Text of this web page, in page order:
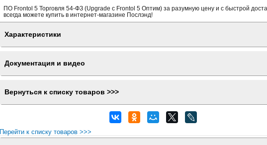
ПО Frontol 5 Торговля 54-ФЗ (Upgrade с Frontol 5 Оптим) за разумную цену и с быстрой
всегда можете купить в интернет-магазине Послэнд!
Характеристики
Документация и видео
Вернуться к списку товаров >>>
Перейти к списку товаров >>>